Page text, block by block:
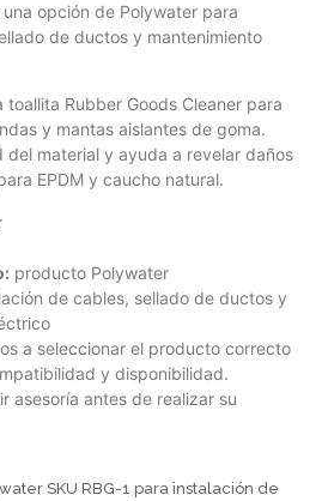
una opción de Polywater para
de ductos y mantenimiento
toallita Rubber Goods Cleaner para
y mantas aislantes de goma.
del material y ayuda a revelar daños
EPDM y caucho natural.
producto Polywater
de cables, sellado de ductos y
a seleccionar el producto correcto
y disponibilidad.
asesoría antes de realizar su
SKU RBG-1 para instalación de